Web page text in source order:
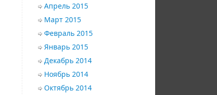
Апрель 2015
Март 2015
Февраль 2015
Январь 2015
Декабрь 2014
Ноябрь 2014
Октябрь 2014